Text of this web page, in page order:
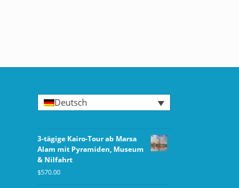
Deutsch
3-tägige Kairo-Tour ab Marsa
Alam mit Pyramiden, Museum
& Nilfahrt
$570.00